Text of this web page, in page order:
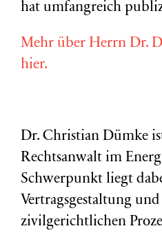
hat umfangreich
Mehr über Herrn Dr.
hier.
Dr. Christian Dümke
Rechtsanwalt im
Schwerpunkt liegt
Vertragsgestaltung
zivilgerichtlichen